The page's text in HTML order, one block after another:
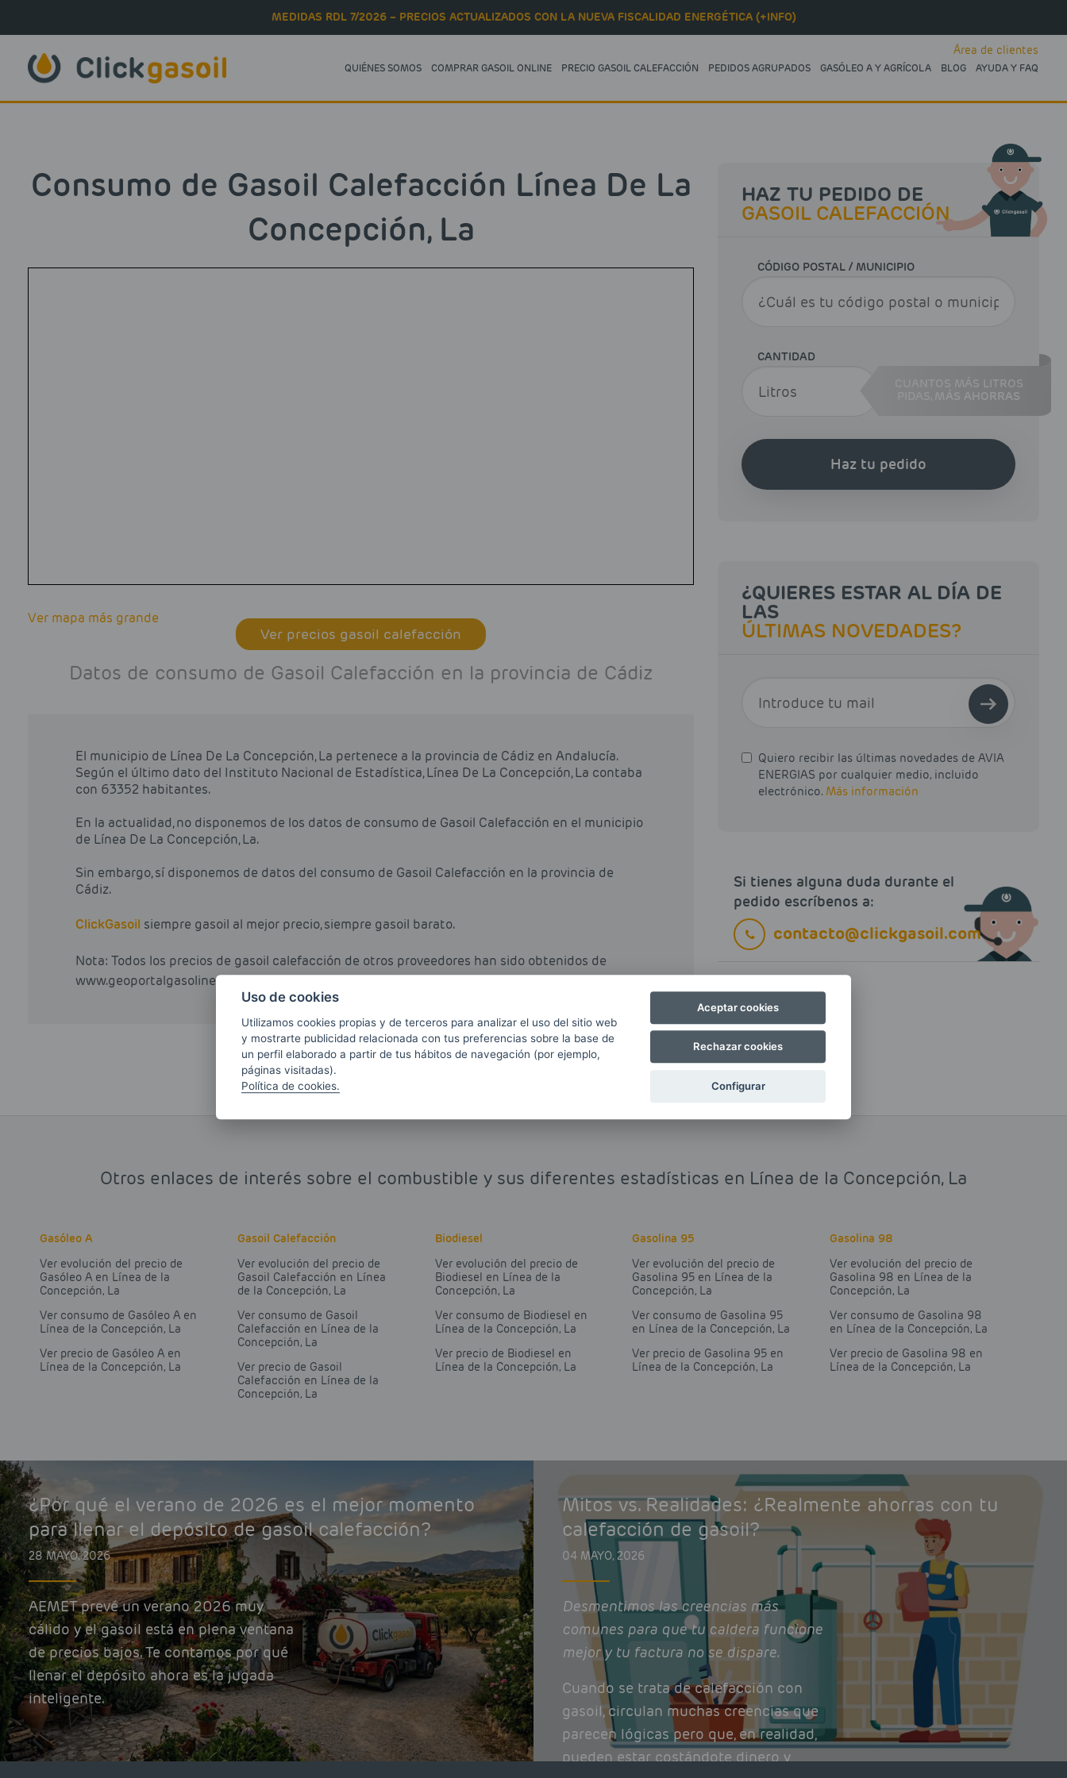
MEDIDAS RDL 7/2026 – PRECIOS ACTUALIZADOS CON LA NUEVA FISCALIDAD ENERGÉTICA (+INFO)
QUIÉNES SOMOS COMPRAR GASOIL ONLINE PRECIO GASOIL CALEFACCIÓN PEDIDOS AGRUPADOS GASÓLEO A Y AGRÍCOLA BLOG AYUDA Y FAQ
Área de clientes
Consumo de Gasoil Calefacción Línea De La
Concepción, La
Ver mapa más grande
Ver precios gasoil calefacción
Datos de consumo de Gasoil Calefacción en la provincia de Cádiz
El municipio de Línea De La Concepción, La pertenece a la provincia de Cádiz en Andalucía.
Según el último dato del Instituto Nacional de Estadística, Línea De La Concepción, La contaba
con 63352 habitantes.
En la actualidad, no disponemos de los datos de consumo de Gasoil Calefacción en el municipio
de Línea De La Concepción, La.
Sin embargo, sí disponemos de datos del consumo de Gasoil Calefacción en la provincia de
Cádiz.
ClickGasoil siempre gasoil al mejor precio, siempre gasoil barato.
Nota: Todos los precios de gasoil calefacción de otros proveedores han sido obtenidos de
www.geoportalgasolineras.com.
HAZ TU PEDIDO DE
GASOIL CALEFACCIÓN
CÓDIGO POSTAL / MUNICIPIO
CANTIDAD
CUANTOS MÁS LITROS
MÁS AHORRAS
Haz tu pedido
¿QUIERES ESTAR AL DÍA DE
LAS
ÚLTIMAS NOVEDADES?
Quiero recibir las últimas novedades de AVIA
ENERGIAS por cualquier medio, incluido
electrónico. Más información
Si tienes alguna duda durante el
pedido escríbenos a:
contacto@clickgasoil.com
Otros enlaces de interés sobre el combustible y sus diferentes estadísticas en Línea de la Concepción, La
Gasóleo A
Ver evolución del precio de
Gasóleo A en Línea de la
Concepción, La
Ver consumo de Gasóleo A en
Línea de la Concepción, La
Ver precio de Gasóleo A en
Línea de la Concepción, La
Gasoil Calefacción
Ver evolución del precio de
Gasoil Calefacción en Línea
de la Concepción, La
Ver consumo de Gasoil
Calefacción en Línea de la
Concepción, La
Ver precio de Gasoil
Calefacción en Línea de la
Concepción, La
Biodiesel
Ver evolución del precio de
Biodiesel en Línea de la
Concepción, La
Ver consumo de Biodiesel en
Línea de la Concepción, La
Ver precio de Biodiesel en
Línea de la Concepción, La
Gasolina 95
Ver evolución del precio de
Gasolina 95 en Línea de la
Concepción, La
Ver consumo de Gasolina 95
en Línea de la Concepción, La
Ver precio de Gasolina 95 en
Línea de la Concepción, La
Gasolina 98
Ver evolución del precio de
Gasolina 98 en Línea de la
Concepción, La
Ver consumo de Gasolina 98
en Línea de la Concepción, La
Ver precio de Gasolina 98 en
Línea de la Concepción, La
¿Por qué el verano de 2026 es el mejor momento
para llenar el depósito de gasoil calefacción?
28 MAYO, 2026
AEMET prevé un verano 2026 muy
cálido y el gasoil está en plena ventana
de precios bajos. Te contamos por qué
llenar el depósito ahora es la jugada
inteligente.
Mitos vs. Realidades: ¿Realmente ahorras con tu
calefacción de gasoil?
04 MAYO, 2026
Desmentimos las creencias más
comunes para que tu caldera funcione
mejor y tu factura no se dispare.
Cuando se trata de calefacción con
gasoil, circulan muchas creencias que
parecen lógicas pero que, en realidad,
pueden estar costándote dinero y
Uso de cookies
Utilizamos cookies propias y de terceros para analizar el uso del sitio web
y mostrarte publicidad relacionada con tus preferencias sobre la base de
un perfil elaborado a partir de tus hábitos de navegación (por ejemplo,
páginas visitadas).
Política de cookies.
Aceptar cookies
Rechazar cookies
Configurar